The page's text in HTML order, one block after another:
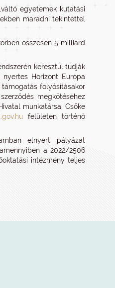
egyetemek kutatási
maradni tekintettel
összesen 5 milliárd
keresztül tudják
Horizont Európa
folyósításakor
megkötéséhez
munkatársa, Csőke
felületen történő
elnyert pályázat
a 2022/2506
intézmény teljes